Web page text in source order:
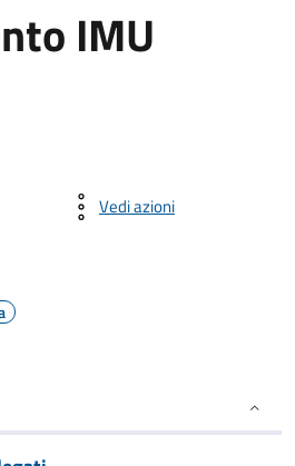
IMU
Vedi azioni